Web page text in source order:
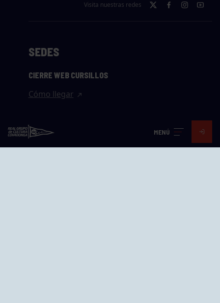
MENÚ
Visita nuestras redes
SEDES
CIERRE WEB CURSILLOS
Cómo llegar
Avd. Jesús Revuelta, 2 33204
Gijón - Asturias